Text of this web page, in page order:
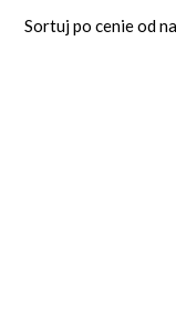
Sortuj po cenie od